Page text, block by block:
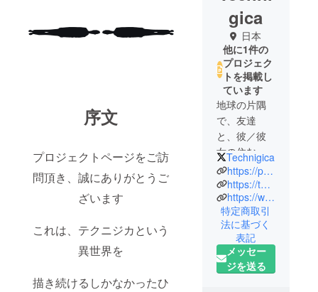
序文
プロジェクトページをご訪
問頂き、誠にありがとうご
ざいます
これは、テクニジカという
異世界を
描き続けるしかなかったひ
gica
日本
他に1件の
プロジェク
トを掲載し
ています
地球の片隅
で、友達
と、彼／彼
女の住む或
る世界につ
いてを描い
ているひと
です。何
卒、宜しく
お願いいた
します。
Technigica
https://potofu.me/technigica
https://technigica.com/
https://www.instagram.com/technigica_official
特定商取引
法に基づく
表記
メッセー
ジを送る